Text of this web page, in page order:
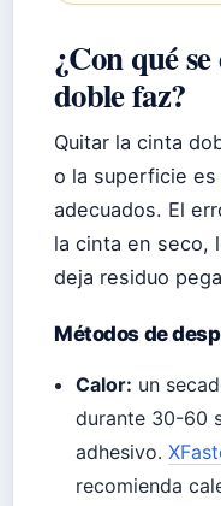
¿Con qué
doble faz?
Quitar la cinta
o la superficie
adecuados. El
la cinta en seco,
deja residuo
Métodos de
Calor: un
durante 30-60
adhesivo.
recomienda